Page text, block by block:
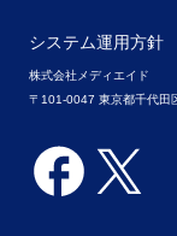
株式会社メディエイド
〒101-0047 東京都千代田
システム運用方針